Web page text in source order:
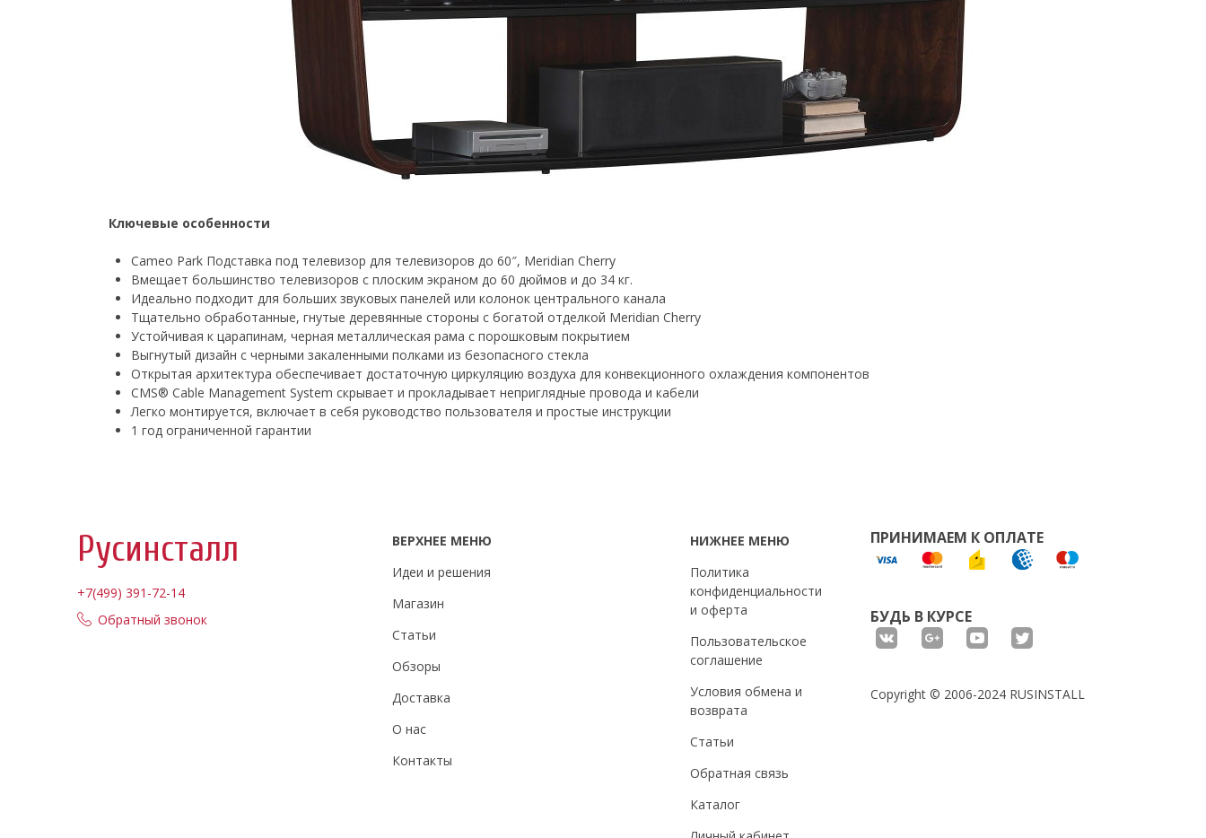
Ключевые особенности
Cameo Park Подставка под телевизор для телевизоров до 60″, Meridian Cherry
Вмещает большинство телевизоров с плоским экраном до 60 дюймов и до 34 кг.
Идеально подходит для больших звуковых панелей или колонок центрального канала
Тщательно обработанные, гнутые деревянные стороны с богатой отделкой Meridian Cherry
Устойчивая к царапинам, черная металлическая рама с порошковым покрытием
Выгнутый дизайн с черными закаленными полками из безопасного стекла
Открытая архитектура обеспечивает достаточную циркуляцию воздуха для конвекционного охлаждения компонентов
CMS® Cable Management System скрывает и прокладывает неприглядные провода и кабели
Легко монтируется, включает в себя руководство пользователя и простые инструкции
1 год ограниченной гарантии
Русинсталл
+7(499) 391-72-14
Обратный звонок
ВЕРХНЕЕ МЕНЮ
Идеи и решения
Магазин
Статьи
Обзоры
Доставка
О нас
Контакты
НИЖНЕЕ МЕНЮ
Политика
конфиденциальности
и оферта
Пользовательское
соглашение
Условия обмена и
возврата
Статьи
Обратная связь
Каталог
ПРИНИМАЕМ К ОПЛАТЕ
БУДЬ В КУРСЕ
Copyright © 2006-2024 RUSINSTALL